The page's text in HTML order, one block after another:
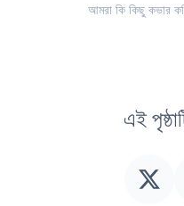
আমরা কি কিছু কভার
এই